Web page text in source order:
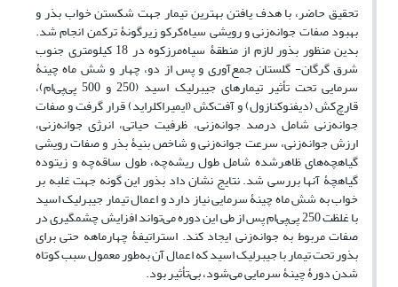
تحقیق حاضر، با هدف یافتن بهترین تیمار جهت شکستن خواب بذر و
بهبود صفات جوانه‌زنی و رویشی سیاه‌کرکو زیر‌گونۀ ترکمن انجام شد.
بدین منظور بذور لازم از منطقۀ سیاه‌مرز‌کوه در 18 کیلومتری جنوب
شرق گرگان- گلستان جمع‌آوری و پس از دو، چهار و شش ماه چینۀ
سرمایی تحت تأثیر تیمارهای جیبرلیک اسید (250 و 500 پی‌پی‌ام)،
قارچ‌کش (دیفنوکنازول) و آفت‌کش (ایمیراکلراید) قرار گرفت و صفات
جوانه‌زنی شامل درصد جوانه‌زنی، ظرفیت حیاتی، انرژی جوانه‌زنی،
ارزش جوانه‌زنی، سرعت جوانه‌زنی و شاخص بنیۀ بذر و صفات رویشی
گیاهچه‌های ظاهر‌شده شامل طول ریشه‌چه، طول ساقه‌چه و زی­توده
گیاهچۀ آنها بررسی شد. نتایج نشان داد بذور این گونه جهت غلبه بر
خواب به شش ماه چینۀ سرمایی نیاز دارد و اعمال تیمار جیبرلیک اسید
با غلظت 250 پی‌پی‌ام پس از طی این دوره می‌تواند افزایش چشمگیری در
صفات مربوط به جوانه‌زنی ایجاد کند. استراتیفۀ چهارماهه حتی برای
بذور تحت تیمار با جیبرلیک اسید که اعمال آن به‌طور معمول سبب کوتاه
شدن دورۀ چینۀ سرمایی می‌شود، بی‌تأثیر بود.